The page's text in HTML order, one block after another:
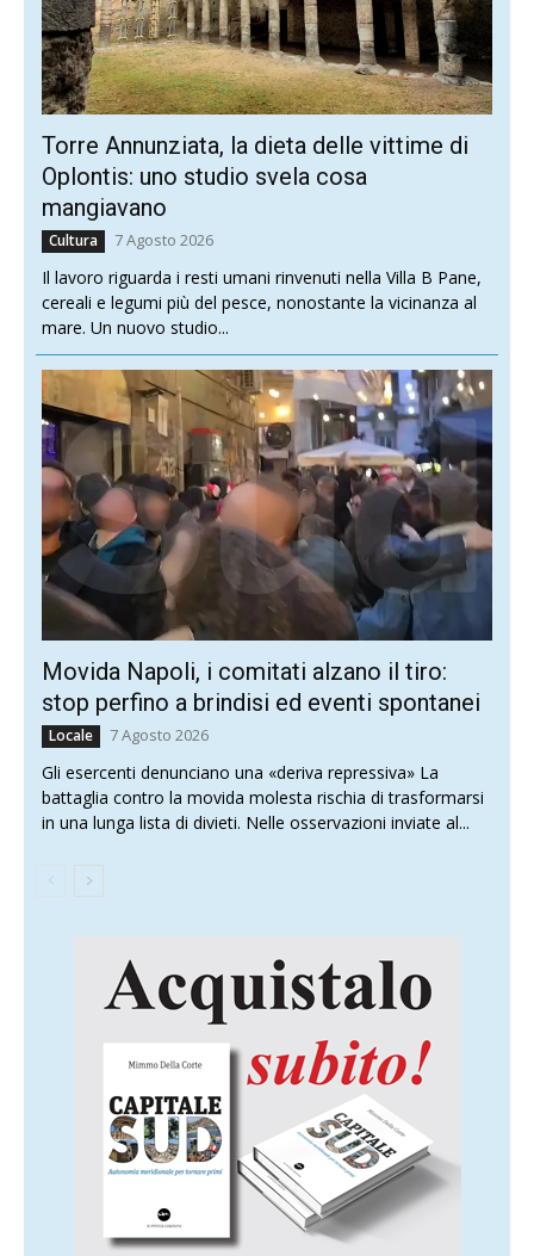
Torre Annunziata, la dieta delle vittime di
Oplontis: uno studio svela cosa
mangiavano
Cultura 7 Agosto 2026
Il lavoro riguarda i resti umani rinvenuti nella Villa B Pane,
cereali e legumi più del pesce, nonostante la vicinanza al
mare. Un nuovo studio...
Movida Napoli, i comitati alzano il tiro:
stop perfino a brindisi ed eventi spontanei
Locale 7 Agosto 2026
Gli esercenti denunciano una «deriva repressiva» La
battaglia contro la movida molesta rischia di trasformarsi
in una lunga lista di divieti. Nelle osservazioni inviate al...